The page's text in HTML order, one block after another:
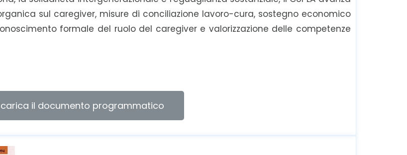
sul caregiver, misure di conciliazione lavoro-cura, sostegno economico
formale del ruolo del caregiver e valorizzazione delle competenze
il documento programmatico